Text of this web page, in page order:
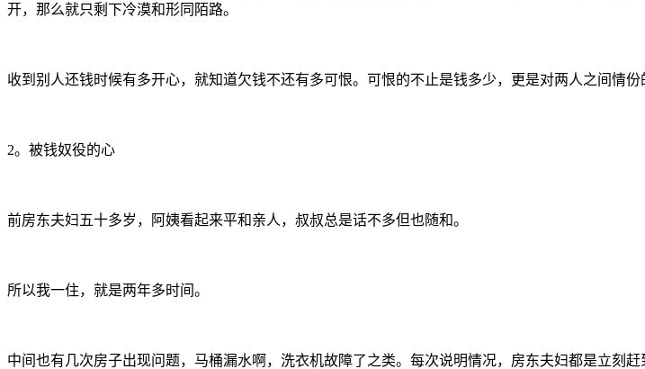
开，那么就只剩下冷漠和形同陌路。
收到别人还钱时候有多开心，就知道欠钱不还有多可恨。可恨的不止是钱多少，更是对两人之间情份
2。被钱奴役的心
前房东夫妇五十多岁，阿姨看起来平和亲人，叔叔总是话不多但也随和。
所以我一住，就是两年多时间。
中间也有几次房子出现问题，马桶漏水啊，洗衣机故障了之类。每次说明情况，房东夫妇都是立刻赶